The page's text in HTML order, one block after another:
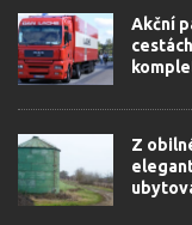
Akční
Z